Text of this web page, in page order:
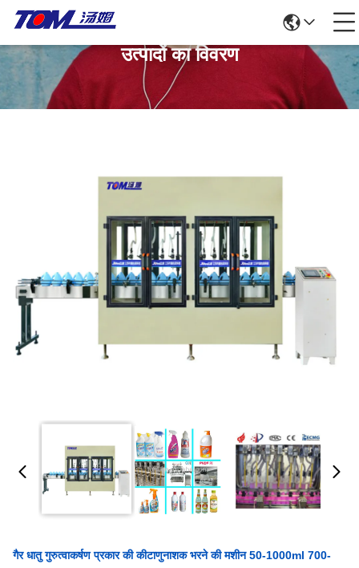
उत्पादों का विवरण
गैर धातु गुरुत्वाकर्षण प्रकार की कीटाणुनाशक भरने की मशीन 50-1000ml 700-